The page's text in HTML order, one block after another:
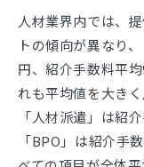
人材業界内では、
トの傾向が異なり
円、紹介手数料平
れも平均値を大き
「人材派遣」は紹
「BPO」は紹介手